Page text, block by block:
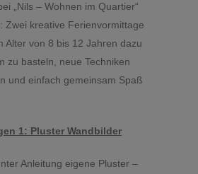
„Nils – Wohnen im Quartier“
Zwei kreative Ferienvormittage
Alter von 8 bis 12 Jahren dazu
zu basteln, neue Techniken
und einfach gemeinsam Spaß
1: Pluster Wandbilder
Anleitung eigene Pluster –